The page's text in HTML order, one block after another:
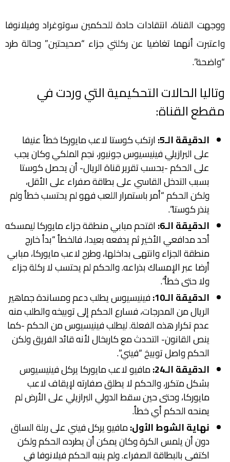
ووجهت القناة، انتقادات حادة للحكمين سوتوغراد وفيلانوفا
واعتبرت أنهما تغاضيا عن ركلتي جزاء “صحيحتين” وحالة طرد
“واضحة”.
وتاليا الحالات التحكيمية التي وردت في
مقطع القناة:
الدقيقة الـ5: ارتكب كوستا لاعب مايوركا خطأ عنيفا
على البرازيلي فينيسيوس جونيور، نجم الملكي وكان يجب
على الحكم -بحسب تقرير قناة الريال- أن يحصل كوستا
بسبب التدخل القاسي على بطاقة صفراء على الأقل،
ولكن الحكم “أمر باستمرار اللعب فهو لم يحتسب خطأ ولم
ينذر كوستا”.
الدقيقة الـ6: اقتحم مبابي منطقة جزاء مايوركا ليمسكه
أحد مدافعي الأخير ثم يدفعه بعيدا، فالخطأ “بدأ خارج
منطقة الجزاء وانتهى بداخلها، وطرح لاعب مايوركا، مبابي
أرضا عبر الإمساك بذراعه. والحكم لم يحتسب لا ركلة جزاء
ولا حتى خطأ”.
الدقيقة الـ10:
فينيسيوس يطلب دعم ومساندة جماهير
الريال من المدرجات، فسارع الحكم إلى توبيخه والطلب منه
عدم تكرار هذه الفعلة. ليطلب فينيسيوس من الحكم -كما
ينص القانون- التحدث مع كاربخال لأنه قائد الفريق ولكن
الحكم واصل توبيخ “فيني”.
الدقيقة الـ24:
مافيو لاعب مايوركا يركل فينيسيوس
بشكل متكرر، والحكم لا يطلق صفارته لإيقاف لاعب
مايوركا، وحتى حين سقط الدولي البرازيلي على الأرض لم
يمنحه الحكم أي خطأ.
نهاية الشوط الأول:مافيو يركل فيني على ربلة الساق
دون أن يلمس الكرة وكان يمكن أن يطرده الحكم ولكن
اكتفى بالبطاقة الصفراء. ولم ينبه الحكم فيلانوفا في